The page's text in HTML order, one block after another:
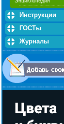
Инструкции
ГОСТы
Журналы